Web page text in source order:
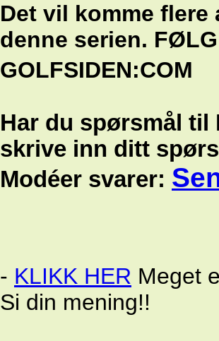
Det vil komme
denne serien.
GOLFSIDEN:COM
Har du spørsmål til
skrive inn ditt
Modéer svarer:
- KLIKK HER Meget
Si din mening!!